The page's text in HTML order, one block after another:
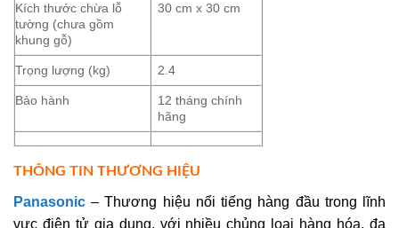
Kích thước chừa lỗ
tường (chưa gồm
khung gỗ)
30 cm x 30 cm
Trọng lượng (kg) 2.4
Bảo hành
12 tháng chính
hãng
THÔNG TIN THƯƠNG HIỆU
Panasonic – Thương hiệu nổi tiếng hàng đầu trong lĩnh
vực điện tử gia dụng, với nhiều chủng loại hàng hóa, đa